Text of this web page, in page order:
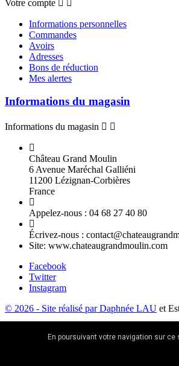
Votre compte  
Informations personnelles
Commandes
Avoirs
Adresses
Bons de réduction
Mes alertes
Informations du magasin
Informations du magasin  
Château Grand Moulin
6 Avenue Maréchal Galliéni
11200 Lézignan-Corbières
France
Appelez-nous : 04 68 27 40 80
Écrivez-nous :
Site: www.chateaugrandmoulin.com
Facebook
Twitter
Instagram
© 2026 - Site réalisé parDaphnée LAU et
L'abus d'Alcool est dangereux
En poursuivant votre navigation sur